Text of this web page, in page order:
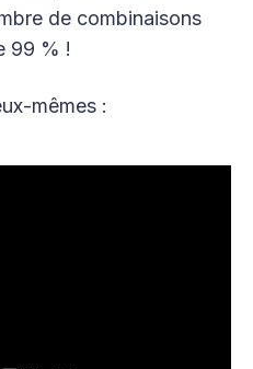
de combinaisons
99 % !
mêmes :